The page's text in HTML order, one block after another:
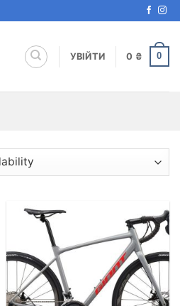
УВІЙТИ 0 ₴ 0